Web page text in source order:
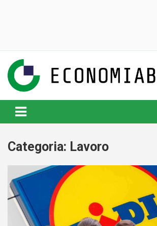
content
www.economiablog.it
Categoria: Lavoro